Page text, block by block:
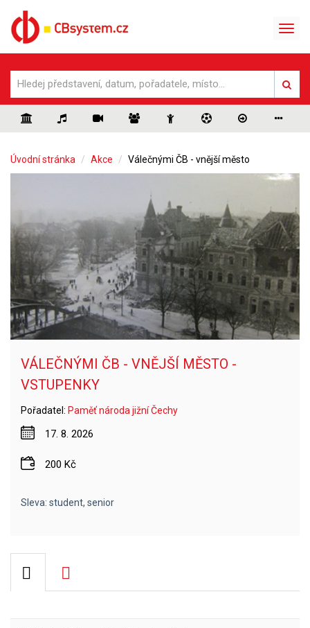
Úvodní stránka Akce Válečnými ČB - vnější město
VÁLEČNÝMI ČB - VNĚJŠÍ MĚSTO -
VSTUPENKY
Pořadatel: Paměť národa jižní Čechy
17. 8. 2026
200 Kč
Sleva: student, senior